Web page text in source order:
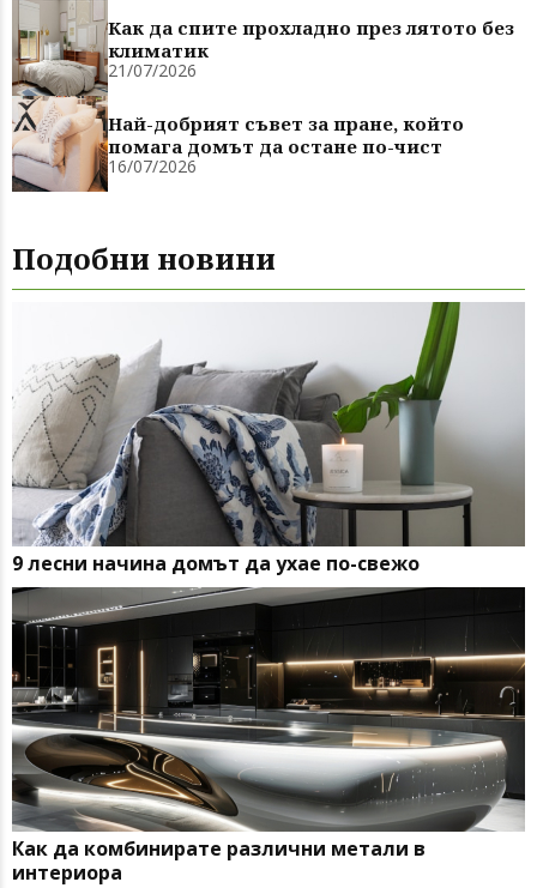
Как да спите прохладно през лятото без
климатик
21/07/2026
Най-добрият съвет за пране, който
помага домът да остане по-чист
16/07/2026
Подобни новини
9 лесни начина домът да ухае по-свежо
Как да комбинирате различни метали в
интериора